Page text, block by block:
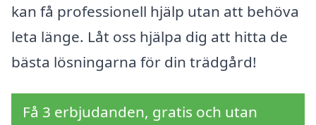
kan få professionell hjälp utan att behöva
leta länge. Låt oss hjälpa dig att hitta de
bästa lösningarna för din trädgård!
Få 3 erbjudanden, gratis och utan